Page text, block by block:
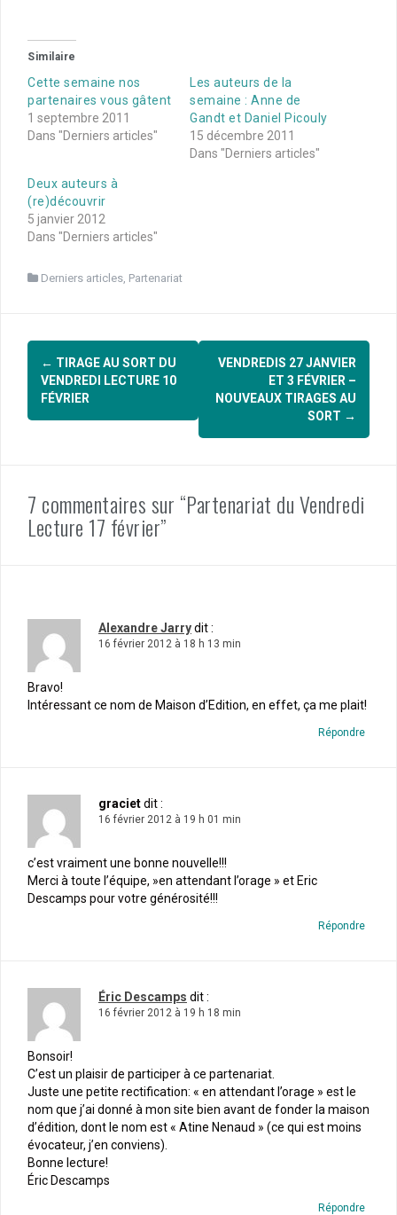
Similaire
Cette semaine nos
partenaires vous gâtent
1 septembre 2011
Dans "Derniers articles"
Les auteurs de la
semaine : Anne de
Gandt et Daniel Picouly
15 décembre 2011
Dans "Derniers articles"
Deux auteurs à
(re)découvrir
5 janvier 2012
Dans "Derniers articles"
Derniers articles Partenariat
Navigation
d'article
← TIRAGE AU SORT DU
VENDREDI LECTURE 10
FÉVRIER
VENDREDIS 27 JANVIER
ET 3 FÉVRIER –
NOUVEAUX TIRAGES AU
SORT →
7 commentaires sur “Partenariat du Vendredi
Lecture 17 février”
Alexandre Jarrydit :
16 février 2012 à 18 h 13 min
Bravo!
Intéressant ce nom de Maison d’Edition, en effet, ça me plait!
Répondre
gracietdit :
16 février 2012 à 19 h 01 min
c’est vraiment une bonne nouvelle!!!
Merci à toute l’équipe, »en attendant l’orage » et Eric
Descamps pour votre générosité!!!
Répondre
Éric Descamps dit :
16 février 2012 à 19 h 18 min
Bonsoir!
C’est un plaisir de participer à ce partenariat.
Juste une petite rectification: « en attendant l’orage » est le
nom que j’ai donné à mon site bien avant de fonder la maison
d’édition, dont le nom est « Atine Nenaud » (ce qui est moins
évocateur, j’en conviens).
Bonne lecture!
Éric Descamps
Répondre